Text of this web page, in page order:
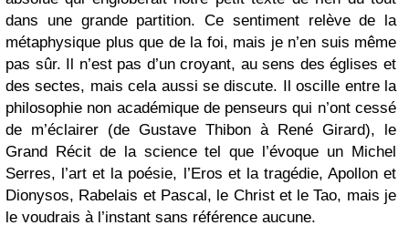
dans une grande partition. Ce sentiment relève de la
métaphysique plus que de la foi, mais je n’en suis même
pas sûr. Il n’est pas d’un croyant, au sens des églises et
des sectes, mais cela aussi se discute. Il oscille entre la
philosophie non académique de penseurs qui n’ont cessé
de m’éclairer (de Gustave Thibon à René Girard), le
Grand Récit de la science tel que l’évoque un Michel
Serres, l’art et la poésie, l’Eros et la tragédie, Apollon et
Dionysos, Rabelais et Pascal, le Christ et le Tao, mais je
le voudrais à l’instant sans référence aucune.